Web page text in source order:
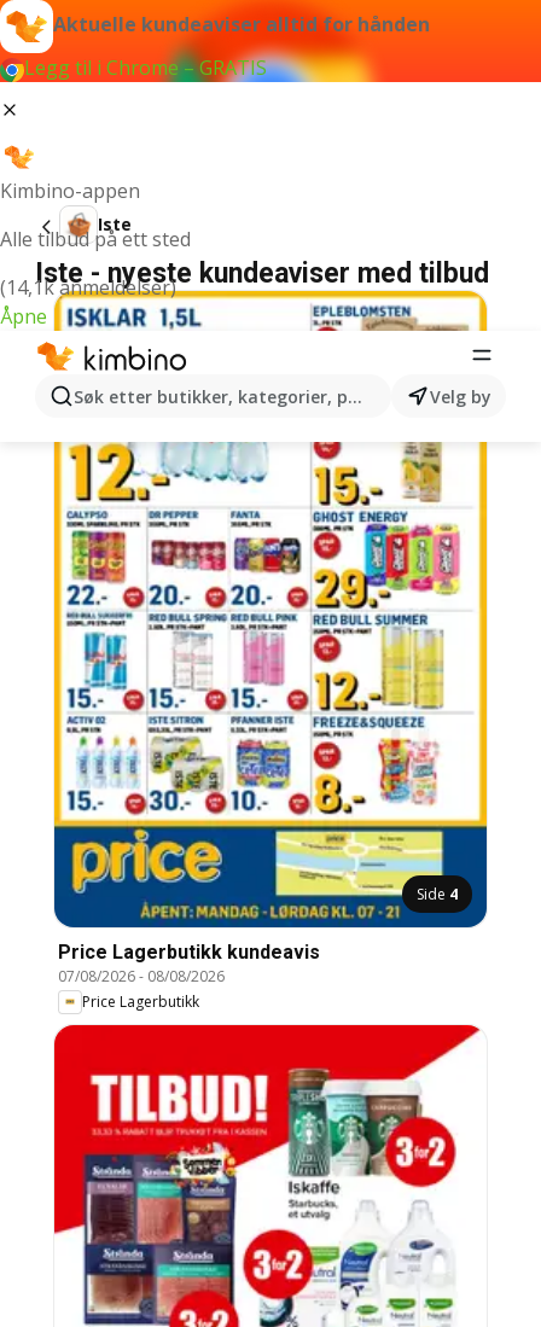
Aktuelle kundeaviser alltid for hånden
Legg til i Chrome – GRATIS
Kimbino-appen
Alle tilbud på ett sted
(14,1k anmeldelser)
Åpne
Søk etter butikker, kategorier, produkter...Velg by
Iste
Iste - nyeste kundeaviser med tilbud
Side 4
Price Lagerbutikk kundeavis
07/08/2026- 08/08/2026
Price Lagerbutikk